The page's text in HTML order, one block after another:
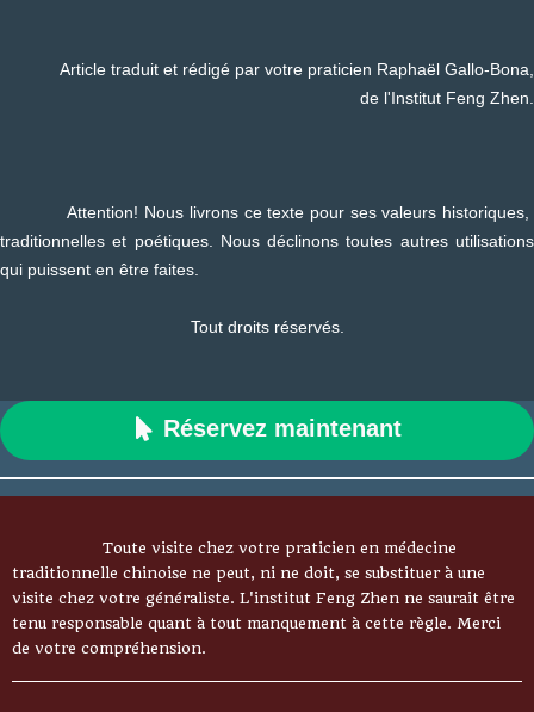
Article traduit et rédigé par votre praticien Raphaël Gallo-Bona,
de l'Institut Feng Zhen.
Attention! Nous livrons ce texte pour ses valeurs historiques,
traditionnelles et poétiques. Nous déclinons toutes autres utilisations
qui puissent en être faites.
Tout droits réservés.
 Réservez maintenant
Toute visite chez votre praticien en médecine
traditionnelle chinoise ne peut, ni ne doit, se substituer à une
visite chez votre généraliste. L'institut Feng Zhen ne saurait être
tenu responsable quant à tout manquement à cette règle. Merci
de votre compréhension.